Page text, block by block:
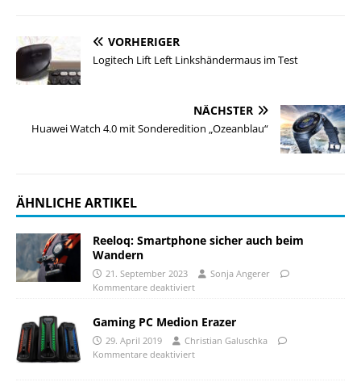
VORHERIGER
Logitech Lift Left Linkshändermaus im Test
NÄCHSTER
Huawei Watch 4.0 mit Sonderedition „Ozeanblau“
ÄHNLICHE ARTIKEL
Reeloq: Smartphone sicher auch beim
Wandern
21. September 2023
Sonja Angerer
Kommentare deaktiviert
Gaming PC Medion Erazer
29. April 2019
Christian Galuschka
Kommentare deaktiviert